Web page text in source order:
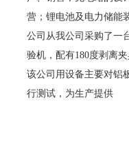
营；锂电池及电力储能
公司从我公司采购了一
验机，配有180度剥离
该公司用设备主要对铝
行测试，为生产提供